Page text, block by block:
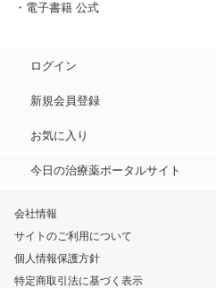
・電子書籍 公式
ログイン
新規会員登録
お気に入り
今日の治療薬ポータルサイト
会社情報
サイトのご利用について
個人情報保護方針
特定商取引法に基づく表示